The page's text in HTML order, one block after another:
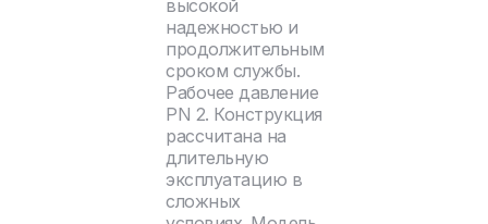
высокой
надежностью и
продолжительным
сроком службы.
Рабочее давление
PN 2. Конструкция
рассчитана на
длительную
эксплуатацию в
сложных